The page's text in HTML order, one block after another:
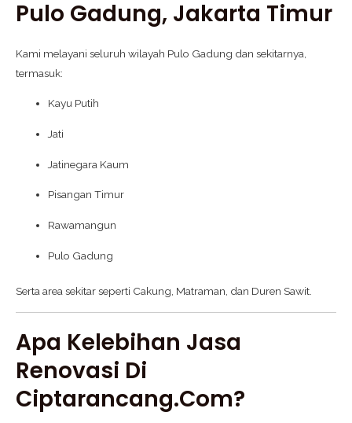
Pulo Gadung, Jakarta Timur
Kami melayani seluruh wilayah Pulo Gadung dan sekitarnya,
termasuk:
Kayu Putih
Jati
Jatinegara Kaum
Pisangan Timur
Rawamangun
Pulo Gadung
Serta area sekitar seperti Cakung, Matraman, dan Duren Sawit.
Apa Kelebihan Jasa
Renovasi Di
Ciptarancang.com?